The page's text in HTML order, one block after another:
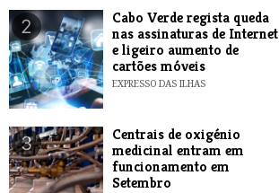
2
Cabo Verde regista queda
nas assinaturas de Internet
e ligeiro aumento de
cartões móveis
EXPRESSO DAS ILHAS
3
Centrais de oxigénio
medicinal entram em
funcionamento em
Setembro